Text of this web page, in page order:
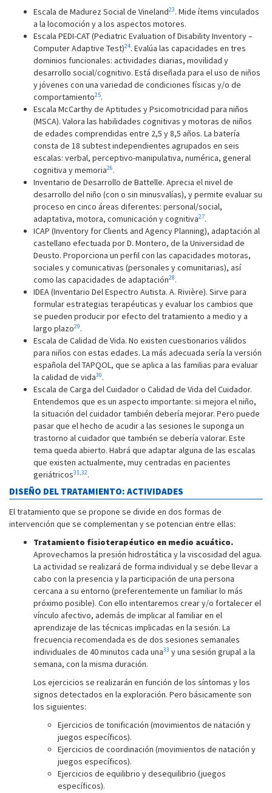
Escala de Madurez Social de Vineland23. Mide ítems vinculados
a la locomoción y a los aspectos motores.
Escala PEDI-CAT (Pediatric Evaluation of Disability Inventory –
Computer Adaptive Test)24. Evalúa las capacidades en tres
dominios funcionales: actividades diarias, movilidad y
desarrollo social/cognitivo. Está diseñada para el uso de niños
y jóvenes con una variedad de condiciones físicas y/o de
comportamiento25.
Escala McCarthy de Aptitudes y Psicomotricidad para niños
(MSCA). Valora las habilidades cognitivas y motoras de niños
de edades comprendidas entre 2,5 y 8,5 años. La batería
consta de 18 subtest independientes agrupados en seis
escalas: verbal, perceptivo-manipulativa, numérica, general
cognitiva y memoria26.
Inventario de Desarrollo de Battelle. Aprecia el nivel de
desarrollo del niño (con o sin minusvalías), y permite evaluar su
proceso en cinco áreas diferentes: personal/social,
adaptativa, motora, comunicación y cognitiva27.
ICAP (Inventory for Clients and Agency Planning), adaptación al
castellano efectuada por D. Montero, de la Universidad de
Deusto. Proporciona un perfil con las capacidades motoras,
sociales y comunicativas (personales y comunitarias), así
como las capacidades de adaptación28.
IDEA (Inventario Del Espectro Autista. A. Rivière). Sirve para
formular estrategias terapéuticas y evaluar los cambios que
se pueden producir por efecto del tratamiento a medio y a
largo plazo29.
Escala de Calidad de Vida. No existen cuestionarios válidos
para niños con estas edades. La más adecuada sería la versión
española del TAPQOL, que se aplica a las familias para evaluar
la calidad de vida30.
Escala de Carga del Cuidador o Calidad de Vida del Cuidador.
Entendemos que es un aspecto importante: si mejora el niño,
la situación del cuidador también debería mejorar. Pero puede
pasar que el hecho de acudir a las sesiones le suponga un
trastorno al cuidador que también se debería valorar. Este
tema queda abierto. Habrá que adaptar alguna de las escalas
que existen actualmente, muy centradas en pacientes
geriátricos31,32.
DISEÑO DEL TRATAMIENTO: ACTIVIDADES
El tratamiento que se propone se divide en dos formas de
intervención que se complementan y se potencian entre ellas:
Tratamiento fisioterapéutico en medio acuático.
Aprovechamos la presión hidrostática y la viscosidad del agua.
La actividad se realizará de forma individual y se debe llevar a
cabo con la presencia y la participación de una persona
cercana a su entorno (preferentemente un familiar lo más
próximo posible). Con ello intentaremos crear y/o fortalecer el
vínculo afectivo, además de implicar al familiar en el
aprendizaje de las técnicas implicadas en la sesión. La
frecuencia recomendada es de dos sesiones semanales
individuales de 40 minutos cada una33 y una sesión grupal a la
semana, con la misma duración.
Los ejercicios se realizarán en función de los síntomas y los
signos detectados en la exploración. Pero básicamente son
los siguientes:
Ejercicios de tonificación (movimientos de natación y
juegos específicos).
Ejercicios de coordinación (movimientos de natación y
juegos específicos).
Ejercicios de equilibrio y desequilibrio (juegos
específicos).